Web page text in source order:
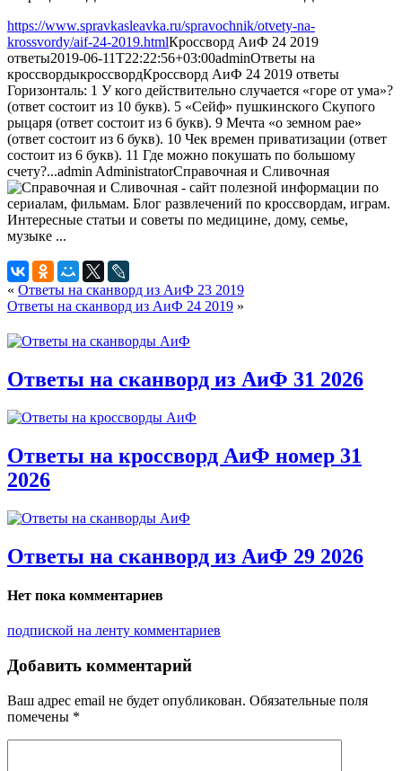
https://www.spravkasleavka.ru/spravochnik/otvety-na-
krossvordy/aif-24-2019.htmlКроссворд АиФ 24 2019
ответы2019-06-11T22:22:56+03:00adminОтветы на
кроссвордыкроссвордКроссворд АиФ 24 2019 ответы
Горизонталь: 1 У кого действительно случается «горе от ума»?
(ответ состоит из 10 букв). 5 «Сейф» пушкинского Скупого
рыцаря (ответ состоит из 6 букв). 9 Мечта «о земном рае»
(ответ состоит из 6 букв). 10 Чек времен приватизации (ответ
состоит из 6 букв). 11 Где можно покушать по большому
счету?...admin AdministratorСправочная и Сливочная
« Ответы на сканворд из АиФ 23 2019
Ответы на сканворд из АиФ 24 2019 »
Ответы на сканворд из АиФ 31 2026
Ответы на кроссворд АиФ номер 31
2026
Ответы на сканворд из АиФ 29 2026
Нет пока комментариев
подпиской на ленту комментариев
Добавить комментарий
Ваш адрес email не будет опубликован. Обязательные поля
помечены *